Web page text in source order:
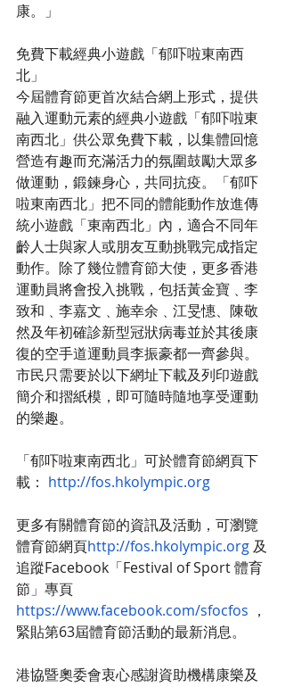
康。」
免費下載經典小遊戲「郁吓啦東南西
北」
今屆體育節更首次結合網上形式，提供
融入運動元素的經典小遊戲「郁吓啦東
南西北」供公眾免費下載，以集體回憶
營造有趣而充滿活力的氛圍鼓勵大眾多
做運動，鍛鍊身心，共同抗疫。「郁吓
啦東南西北」把不同的體能動作放進傳
統小遊戲「東南西北」內，適合不同年
齡人士與家人或朋友互動挑戰完成指定
動作。除了幾位體育節大使，更多香港
運動員將會投入挑戰，包括黃金寶﹑李
致和﹑李嘉文﹑施幸余﹑江旻憓、陳敬
然及年初確診新型冠狀病毒並於其後康
復的空手道運動員李振豪都一齊參與。
市民只需要於以下網址下載及列印遊戲
簡介和摺紙模，即可隨時隨地享受運動
的樂趣。
「郁吓啦東南西北」可於體育節網頁下
載： http://fos.hkolympic.org
更多有關體育節的資訊及活動，可瀏覽
體育節網頁http://fos.hkolympic.org 及
追蹤Facebook「Festival of Sport 體育
節」專頁
https://www.facebook.com/sfocfos ，
緊貼第63屆體育節活動的最新消息。
港協暨奧委會衷心感謝資助機構康樂及